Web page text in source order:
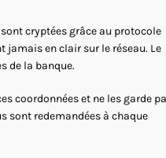
cryptées grâce au protocole
jamais en clair sur le réseau. Le
de la banque.
coordonnées et ne les garde
sont redemandées à chaque